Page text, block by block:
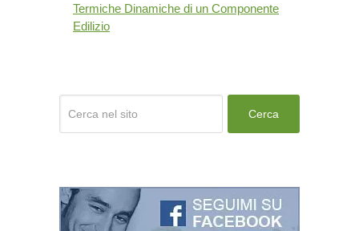
Termiche Dinamiche di un Componente
Edilizio
Cerca